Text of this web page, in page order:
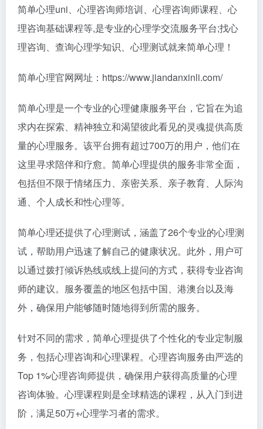
简单心理uni、心理咨询师培训、心理咨询师课程、心
理咨询基础课程等,是专业的心理学交流服务平台;找心
理咨询、查询心理学知识、心理测试就来简单心理！
简单心理官网网址：https://www.jiandanxinli.com/
简单心理是一个专业的心理健康服务平台，它旨在为追
求内在探索、精神独立和渴望彼此看见的灵魂提供高质
量的心理服务。该平台拥有超过700万的用户，他们在
这里寻求陪伴和疗愈。简单心理提供的服务非常全面，
包括但不限于情绪压力、亲密关系、亲子教育、人际沟
通、个人成长和性心理等。
简单心理还提供了心理测试，涵盖了26个专业的心理测
试，帮助用户迅速了解自己的健康状况。此外，用户可
以通过拨打倾诉热线或线上提问的方式，获得专业咨询
师的建议。服务覆盖的地区包括中国、港澳台以及海
外，确保用户能够随时随地得到所需的服务。
针对不同的需求，简单心理提供了个性化的专业定制服
务，包括心理咨询和心理课程。心理咨询服务由严选的
Top 1%心理咨询师提供，确保用户获得高质量的心理
咨询体验。心理课程则是全球精选的课程，从入门到进
阶，满足50万+心理学习者的需求。